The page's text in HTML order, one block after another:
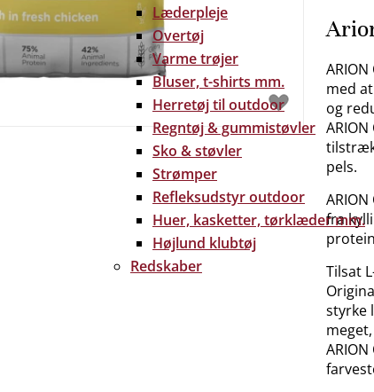
Læderpleje
Overtøj
Varme trøjer
Bluser, t-shirts mm.
Herretøj til outdoor
Regntøj & gummistøvler
Sko & støvler
Strømper
Refleksudstyr outdoor
Huer, kasketter, tørklæder mm.
Højlund klubtøj
Redskaber
med
og
pels.
fra
Tilsat
styrke